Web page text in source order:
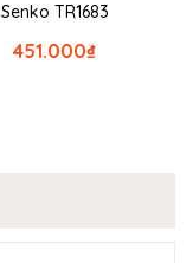
Senko TR1683
₫
451.000